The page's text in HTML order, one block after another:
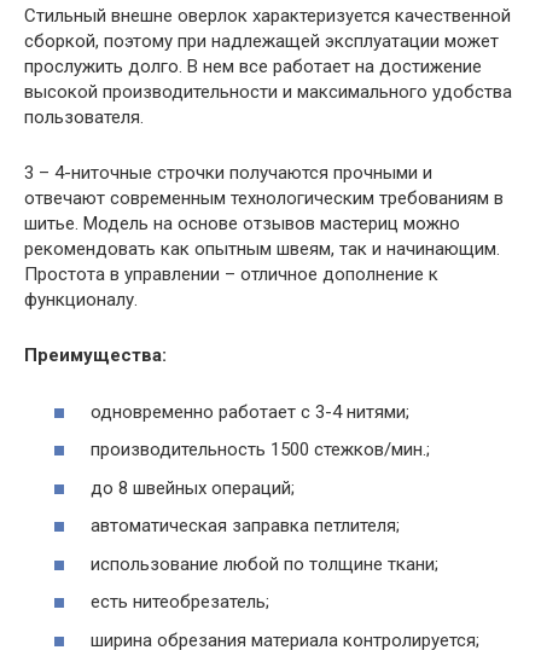
Стильный внешне оверлок характеризуется качественной
сборкой, поэтому при надлежащей эксплуатации может
прослужить долго. В нем все работает на достижение
высокой производительности и максимального удобства
пользователя.
3 – 4-ниточные строчки получаются прочными и
отвечают современным технологическим требованиям в
шитье. Модель на основе отзывов мастериц можно
рекомендовать как опытным швеям, так и начинающим.
Простота в управлении – отличное дополнение к
функционалу.
Преимущества:
одновременно работает с 3-4 нитями;
производительность 1500 стежков/мин.;
до 8 швейных операций;
автоматическая заправка петлителя;
использование любой по толщине ткани;
есть нитеобрезатель;
ширина обрезания материала контролируется;